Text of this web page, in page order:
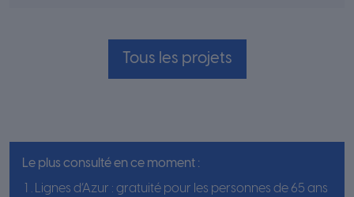
Tous les projets
Le plus consulté en ce moment :
Lignes d’Azur : gratuité pour les personnes de 65 ans